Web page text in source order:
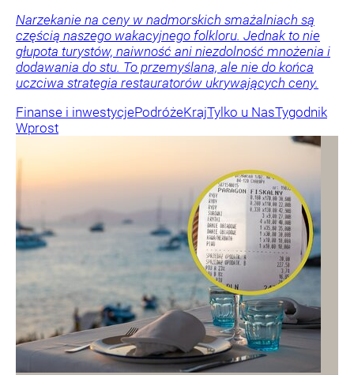
Narzekanie na ceny w nadmorskich smażalniach są
częścią naszego wakacyjnego folkloru. Jednak to nie
głupota turystów, naiwność ani niezdolność mnożenia i
dodawania do stu. To przemyślana, ale nie do końca
uczciwa strategia restauratorów ukrywających ceny.
Finanse i inwestycjePodróżeKrajTylko u NasTygodnik
Wprost